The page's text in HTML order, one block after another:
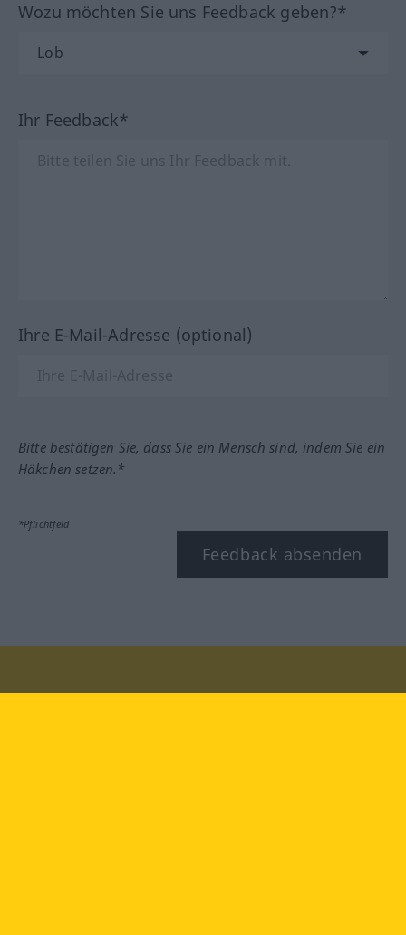
Wozu möchten Sie uns Feedback geben?*
Ihr Feedback*
Ihre E-Mail-Adresse (optional)
Bitte bestätigen Sie, dass Sie ein Mensch sind, indem Sie ein
Häkchen setzen.*
*Pflichtfeld
Feedback absenden